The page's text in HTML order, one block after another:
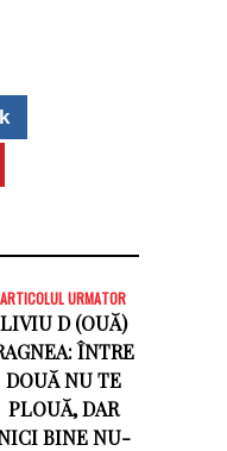
ARTICOLUL URMATOR
LIVIU D (OUĂ)
ÎNTRE
DOUĂ NU TE
PLOUĂ, DAR
BINE NU-